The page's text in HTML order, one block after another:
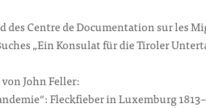
des Centre de Documentation sur les
„Ein Konsulat für die Tiroler
John Feller:
Fleckfieber in Luxemburg